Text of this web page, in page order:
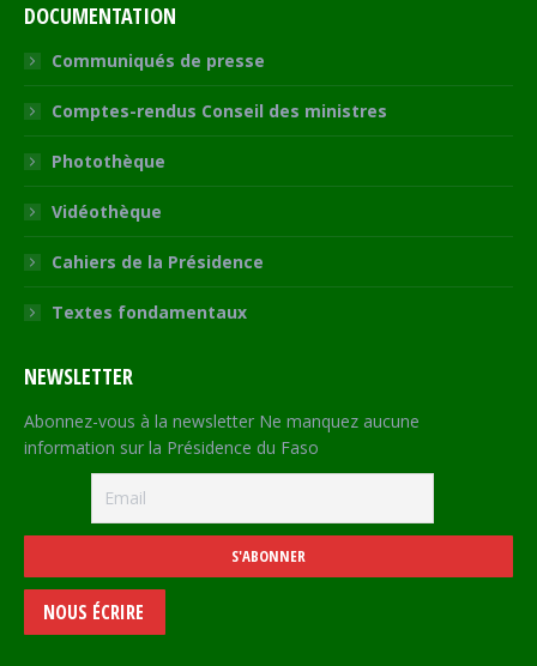
DOCUMENTATION
Communiqués de presse
Comptes-rendus Conseil des ministres
Photothèque
Vidéothèque
Cahiers de la Présidence
Textes fondamentaux
NEWSLETTER
Abonnez-vous à la newsletter Ne manquez aucune
information sur la Présidence du Faso
NOUS ÉCRIRE